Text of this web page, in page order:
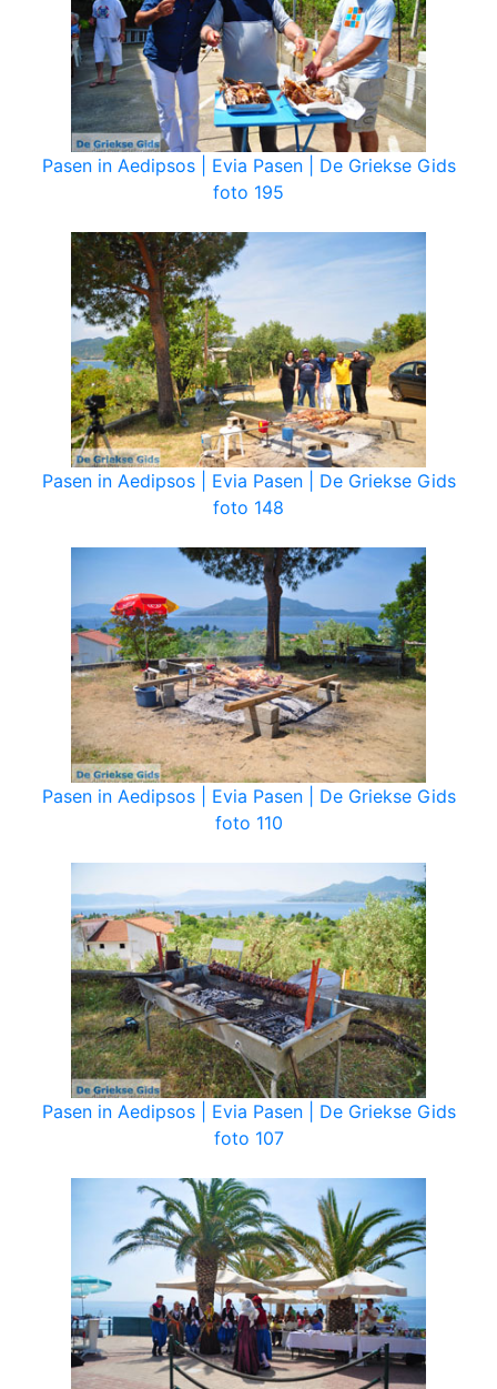
Pasen in Aedipsos | Evia Pasen | De Griekse Gids
foto 195
Pasen in Aedipsos | Evia Pasen | De Griekse Gids
foto 148
Pasen in Aedipsos | Evia Pasen | De Griekse Gids
foto 110
Pasen in Aedipsos | Evia Pasen | De Griekse Gids
foto 107